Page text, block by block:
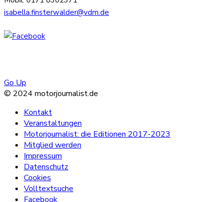
isabella.finsterwalder@vdm.de
Go Up
© 2024 motorjournalist.de
Kontakt
Veranstaltungen
Motorjournalist: die Editionen 2017-2023
Mitglied werden
Impressum
Datenschutz
Cookies
Volltextsuche
Facebook